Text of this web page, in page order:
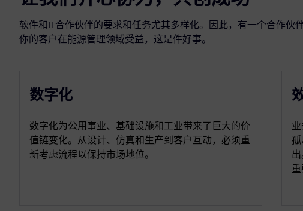
软件和IT合作伙伴的要求和任务尤其多样化。因此，有一个合作伙
你的客户在能源管理领域受益，这是件好事。
数字化
数字化为公用事业、基础设施和工业带来了巨大的价
值链变化。从设计、仿真和生产到客户互动，必须重
新考虑流程以保持市场地位。
重